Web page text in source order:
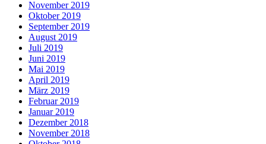
November 2019
Oktober 2019
September 2019
August 2019
Juli 2019
Juni 2019
Mai 2019
April 2019
März 2019
Februar 2019
Januar 2019
Dezember 2018
November 2018